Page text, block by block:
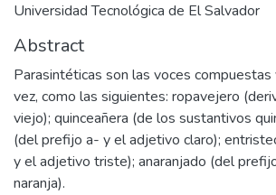
Universidad Tecnológica de El Salvador
Abstract
Parasintéticas son las voces compuestas
vez, como las siguientes: ropavejero
viejo); quinceañera (de los sustantivos
(del prefijo a- y el adjetivo claro);
y el adjetivo triste); anaranjado (del
naranja).